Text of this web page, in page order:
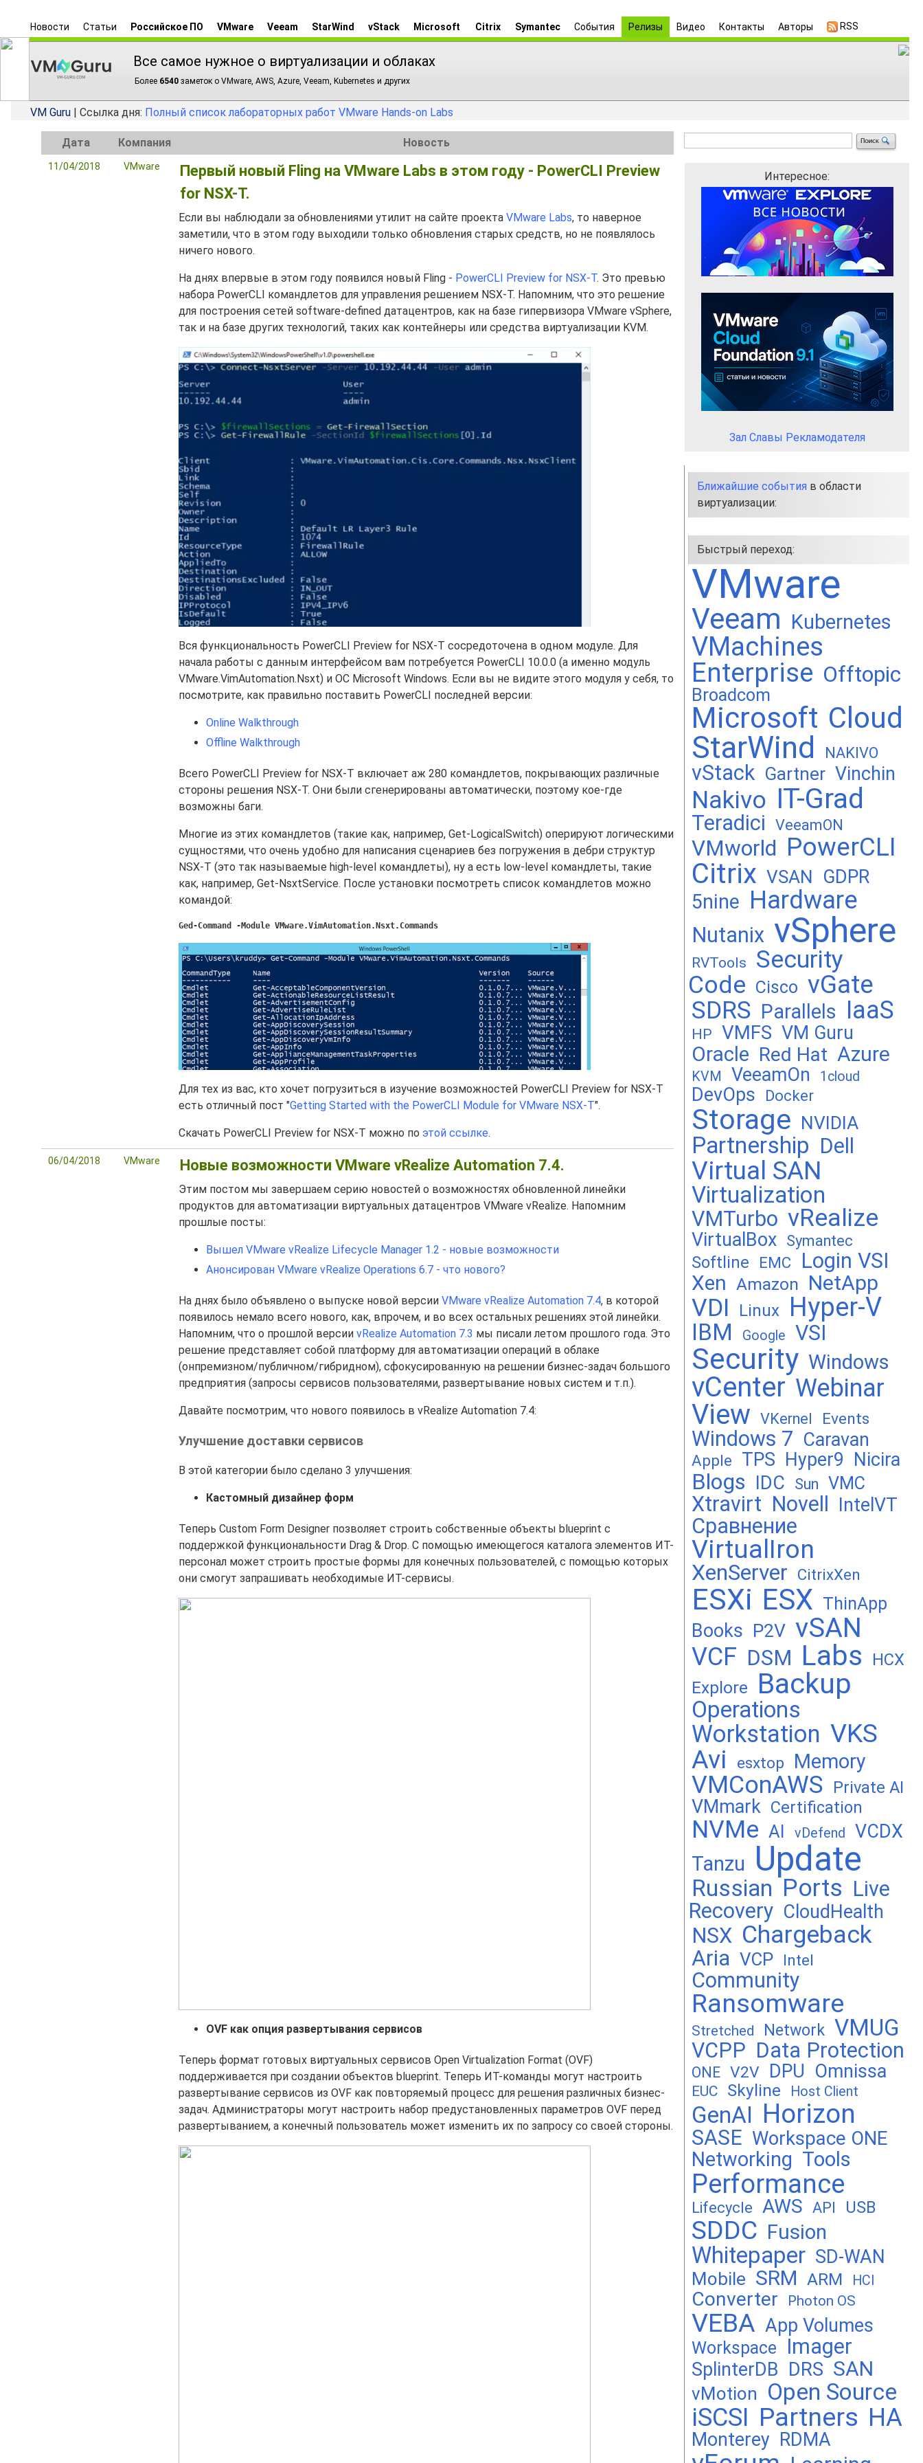
Новости Статьи Российское ПО VMware Veeam StarWind vStack Microsoft Citrix Symantec События Релизы Видео Контакты Авторы RSS
Все самое нужное о виртуализации и облаках
Более 6540 заметок о VMware, AWS, Azure, Veeam, Kubernetes и других
VM Guru | Ссылка дня: Полный список лабораторных работ VMware Hands-on Labs
Дата Компания Новость
11/04/2018 VMware
Первый новый Fling на VMware Labs в этом году - PowerCLI Preview
for NSX-T.
Если вы наблюдали за обновлениями утилит на сайте проекта VMware Labs, то наверное
заметили, что в этом году выходили только обновления старых средств, но не появлялось
ничего нового.
На днях впервые в этом году появился новый Fling - PowerCLI Preview for NSX-T. Это превью
набора PowerCLI командлетов для управления решением NSX-T. Напомним, что это решение
для построения сетей software-defined датацентров, как на базе гипервизора VMware vSphere,
так и на базе других технологий, таких как контейнеры или средства виртуализации KVM.
Вся функциональность PowerCLI Preview for NSX-T сосредоточена в одном модуле. Для
начала работы с данным интерфейсом вам потребуется PowerCLI 10.0.0 (а именно модуль
VMware.VimAutomation.Nsxt) и ОС Microsoft Windows. Если вы не видите этого модуля у себя, то
посмотрите, как правильно поставить PowerCLI последней версии:
Online Walkthrough
Offline Walkthrough
Всего PowerCLI Preview for NSX-T включает аж 280 командлетов, покрывающих различные
стороны решения NSX-T. Они были сгенерированы автоматически, поэтому кое-где
возможны баги.
Многие из этих командлетов (такие как, например, Get-LogicalSwitch) оперируют логическими
сущностями, что очень удобно для написания сценариев без погружения в дебри структур
NSX-T (это так называемые high-level командлеты), ну а есть low-level командлеты, такие
как, например, Get-NsxtService. После установки посмотреть список командлетов можно
командой:
Ged-Command -Module VMware.VimAutomation.Nsxt.Commands
Для тех из вас, кто хочет погрузиться в изучение возможностей PowerCLI Preview for NSX-T
есть отличный пост "Getting Started with the PowerCLI Module for VMware NSX-T".
Скачать PowerCLI Preview for NSX-T можно по этой ссылке.
06/04/2018 VMware Новые возможности VMware vRealize Automation 7.4.
Этим постом мы завершаем серию новостей о возможностях обновленной линейки
продуктов для автоматизации виртуальных датацентров VMware vRealize. Напомним
прошлые посты:
Вышел VMware vRealize Lifecycle Manager 1.2 - новые возможности
Анонсирован VMware vRealize Operations 6.7 - что нового?
На днях было объявлено о выпуске новой версии VMware vRealize Automation 7.4, в которой
появилось немало всего нового, как, впрочем, и во всех остальных решениях этой линейки.
Напомним, что о прошлой версии vRealize Automation 7.3 мы писали летом прошлого года. Это
решение представляет собой платформу для автоматизации операций в облаке
(онпремизном/публичном/гибридном), сфокусированную на решении бизнес-задач большого
предприятия (запросы сервисов пользователями, развертывание новых систем и т.п.).
Давайте посмотрим, что нового появилось в vRealize Automation 7.4:
Улучшение доставки сервисов
В этой категории было сделано 3 улучшения:
Кастомный дизайнер форм
Теперь Custom Form Designer позволяет строить собственные объекты blueprint с
поддержкой функциональности Drag & Drop. С помощью имеющегося каталога элементов ИТ-
персонал может строить простые формы для конечных пользователей, с помощью которых
они смогут запрашивать необходимые ИТ-сервисы.
OVF как опция развертывания сервисов
Теперь формат готовых виртуальных сервисов Open Virtualization Format (OVF)
поддерживается при создании объектов blueprint. Теперь ИТ-команды могут настроить
развертывание сервисов из OVF как повторяемый процесс для решения различных бизнес-
задач. Администраторы могут настроить набор предустановленных параметров OVF перед
развертыванием, а конечный пользователь может изменить их по запросу со своей стороны.
Интересное:
Зал Славы Рекламодателя
Ближайшие события в области
виртуализации:
Быстрый переход:
VMware
Veeam Kubernetes
VMachines
Enterprise Offtopic
Broadcom
Microsoft Cloud
StarWind NAKIVO
vStack Gartner Vinchin
Nakivo IT-Grad
Teradici VeeamON
VMworld PowerCLI
Citrix VSAN GDPR
5nine Hardware
Nutanix vSphere
RVTools
Security
Code Cisco vGate
SDRS Parallels IaaS
HP VMFS VM Guru
Oracle Red Hat Azure
KVM VeeamOn 1cloud
DevOps Docker
Storage NVIDIA
Partnership Dell
Virtual SAN
Virtualization
VMTurbo vRealize
VirtualBox Symantec
Softline EMC
Login VSI
Xen Amazon NetApp
VDI Linux Hyper-V
IBM Google VSI
Security Windows
vCenter Webinar
View VKernel Events
Windows 7 Caravan
Apple TPS Hyper9 Nicira
Blogs IDC Sun VMC
Xtravirt Novell IntelVT
Сравнение
VirtualIron
XenServer CitrixXen
ESXi ESX ThinApp
Books P2V vSAN
VCF DSM Labs HCX
Explore Backup
Operations
Workstation VKS
Avi
esxtop Memory
VMConAWS Private AI
VMmark Certification
NVMe AI vDefend VCDX
Tanzu Update
Russian Ports Live
Recovery CloudHealth
NSX Chargeback
Aria VCP Intel
Community
Ransomware
Stretched Network VMUG
VCPP Data Protection
ONE V2V DPU Omnissa
EUC Skyline Host Client
GenAI Horizon
SASE Workspace ONE
Networking Tools
Performance
Lifecycle AWS API USB
SDDC Fusion
Whitepaper SD-WAN
Mobile SRM ARM HCI
Converter Photon OS
VEBA App Volumes
Workspace Imager
SplinterDB DRS SAN
vMotion Open Source
iSCSI Partners HA
Monterey RDMA